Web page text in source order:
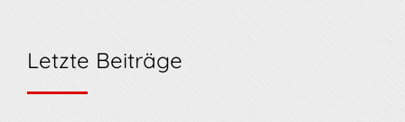
Letzte Beiträge